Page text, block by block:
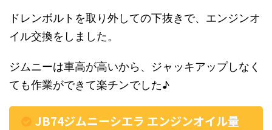
ドレンボルトを取り外しての下抜きで、エンジンオ
イル交換をしました。
ジムニーは車高が高いから、ジャッキアップしなく
ても作業ができて楽チンでした♪
JB74ジムニーシエラ エンジンオイル量